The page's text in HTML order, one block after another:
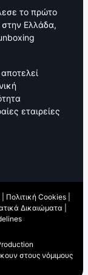
το πρώτο
στην Ελλάδα,
εταιρείες
Πολιτική Cookies
Δικαιώματα
στους νόμιμους